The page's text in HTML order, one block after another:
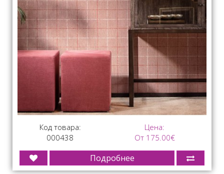
Код товара:
000438
Цена:
От 175.00€
Подробнее